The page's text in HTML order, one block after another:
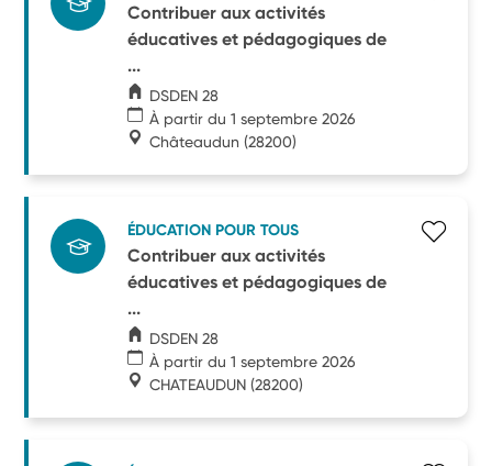
Contribuer aux activités
éducatives et pédagogiques de
...
DSDEN 28
À partir du 1 septembre 2026
Châteaudun (28200)
ÉDUCATION POUR TOUS
Contribuer aux activités
éducatives et pédagogiques de
...
DSDEN 28
À partir du 1 septembre 2026
CHATEAUDUN (28200)